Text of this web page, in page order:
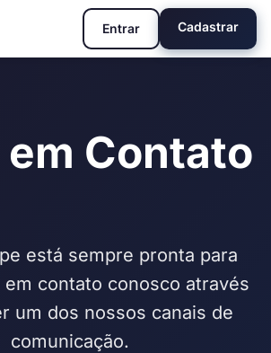
Entrar Cadastrar
em Contato
está sempre pronta para
em contato conosco através
um dos nossos canais de
comunicação.